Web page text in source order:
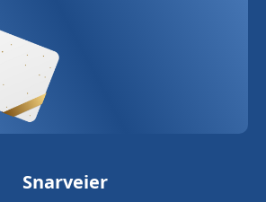
Snarveier